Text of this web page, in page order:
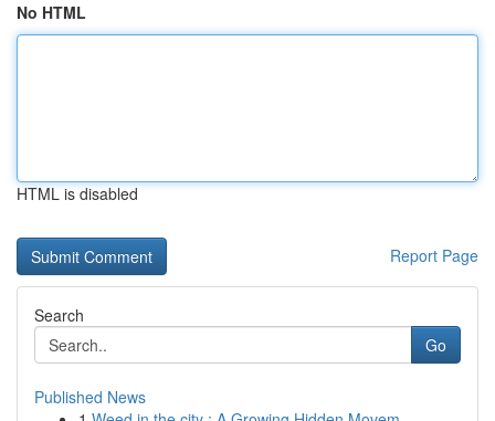
No HTML
HTML is disabled
Report Page
Search
Go
Published News